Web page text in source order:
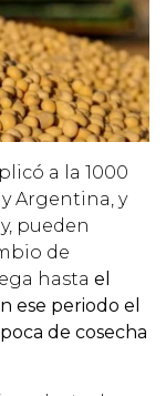
a la 1000
Argentina, y
pueden
de
hasta el
ese periodo el
de cosecha